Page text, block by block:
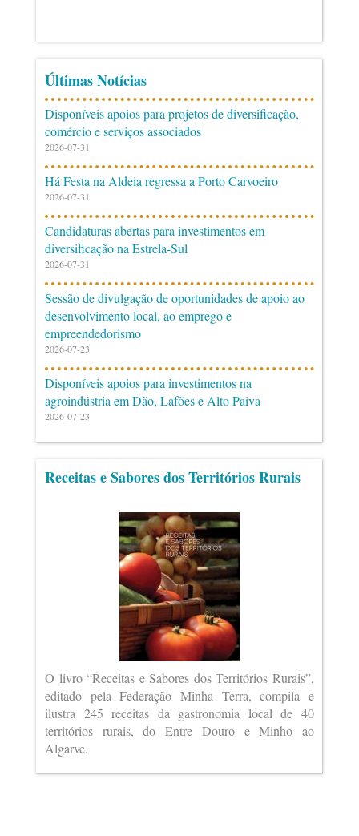
Últimas Notícias
Disponíveis apoios para projetos de diversificação,
comércio e serviços associados
2026-07-31
Há Festa na Aldeia regressa a Porto Carvoeiro
2026-07-31
Candidaturas abertas para investimentos em
diversificação na Estrela-Sul
2026-07-31
Sessão de divulgação de oportunidades de apoio ao
desenvolvimento local, ao emprego e
empreendedorismo
2026-07-23
Disponíveis apoios para investimentos na
agroindústria em Dão, Lafões e Alto Paiva
2026-07-23
Receitas e Sabores dos Territórios Rurais
O livro “Receitas e Sabores dos Territórios Rurais”,
editado pela Federação Minha Terra, compila e
ilustra 245 receitas da gastronomia local de 40
territórios rurais, do Entre Douro e Minho ao
Algarve.